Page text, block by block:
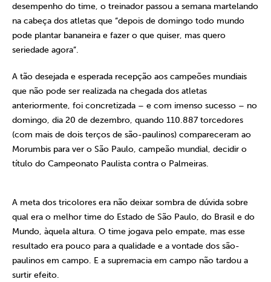
desempenho do time, o treinador passou a semana martelando
na cabeça dos atletas que “depois de domingo todo mundo
pode plantar bananeira e fazer o que quiser, mas quero
seriedade agora”.
A tão desejada e esperada recepção aos campeões mundiais
que não pode ser realizada na chegada dos atletas
anteriormente, foi concretizada – e com imenso sucesso – no
domingo, dia 20 de dezembro, quando 110.887 torcedores
(com mais de dois terços de são-paulinos) compareceram ao
Morumbis para ver o São Paulo, campeão mundial, decidir o
título do Campeonato Paulista contra o Palmeiras.
A meta dos tricolores era não deixar sombra de dúvida sobre
qual era o melhor time do Estado de São Paulo, do Brasil e do
Mundo, àquela altura. O time jogava pelo empate, mas esse
resultado era pouco para a qualidade e a vontade dos são-
paulinos em campo. E a supremacia em campo não tardou a
surtir efeito.